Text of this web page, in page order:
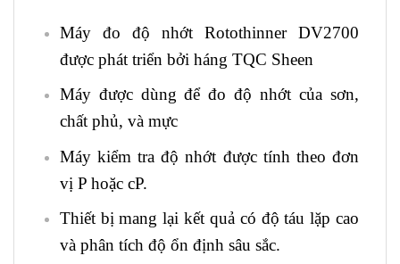
Máy đo độ nhớt Rotothinner DV2700
được phát triển bởi háng TQC Sheen
Máy được dùng để đo độ nhớt của sơn,
chất phủ, và mực
Máy kiểm tra độ nhớt được tính theo đơn
vị P hoặc cP.
Thiết bị mang lại kết quả có độ táu lặp cao
và phân tích độ ổn định sâu sắc.